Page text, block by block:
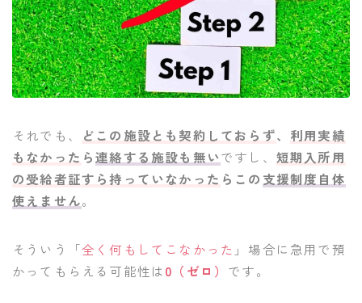
それでも、 どこの施設とも契約しておらず、 利用実績
もなかった ら連絡する施設も無いですし、 短期入所用
の受給者証すら持っていなかった らこの 支援制度自体
使えません。
そういう「全く何もしてこなかった 」場合に急用で預
かってもらえる可能性は0（ゼロ） です。